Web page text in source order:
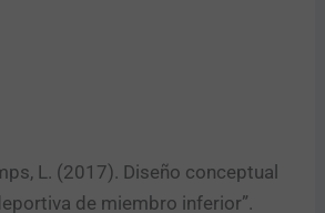
L. (2017). Diseño conceptual
de miembro inferior”.